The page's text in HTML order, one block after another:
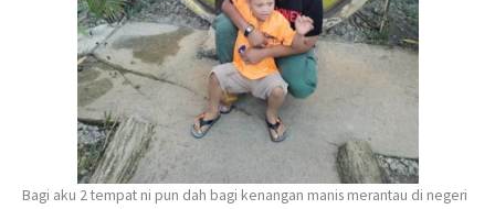
Bagi aku 2 tempat ni pun dah bagi kenangan manis merantau di negeri